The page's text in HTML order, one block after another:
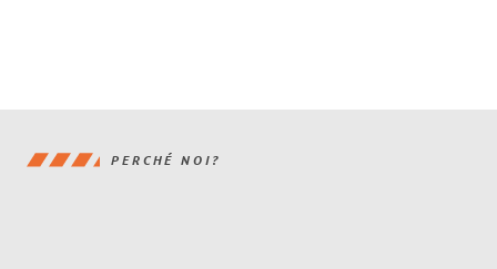
PERCHÉ NOI?